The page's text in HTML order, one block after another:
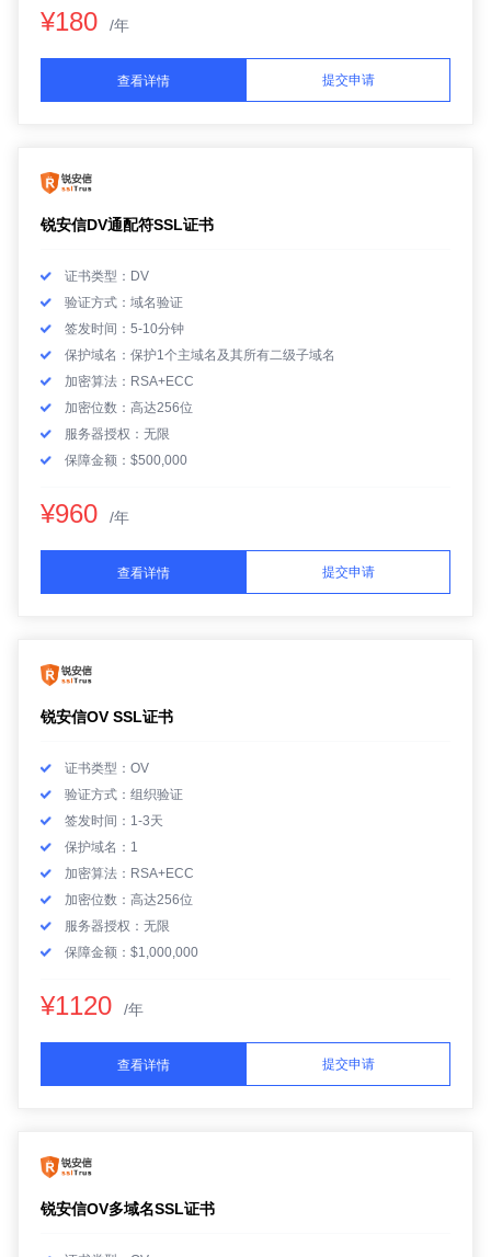
¥180 /年
查看详情 提交申请
锐安信DV通配符SSL证书
证书类型：DV
验证方式：域名验证
签发时间：5-10分钟
保护域名：保护1个主域名及其所有二级子域名
加密算法：RSA+ECC
加密位数：高达256位
服务器授权：无限
保障金额：$500,000
¥960 /年
查看详情 提交申请
锐安信OV SSL证书
证书类型：OV
验证方式：组织验证
签发时间：1-3天
保护域名：1
加密算法：RSA+ECC
加密位数：高达256位
服务器授权：无限
保障金额：$1,000,000
¥1120 /年
查看详情 提交申请
锐安信OV多域名SSL证书